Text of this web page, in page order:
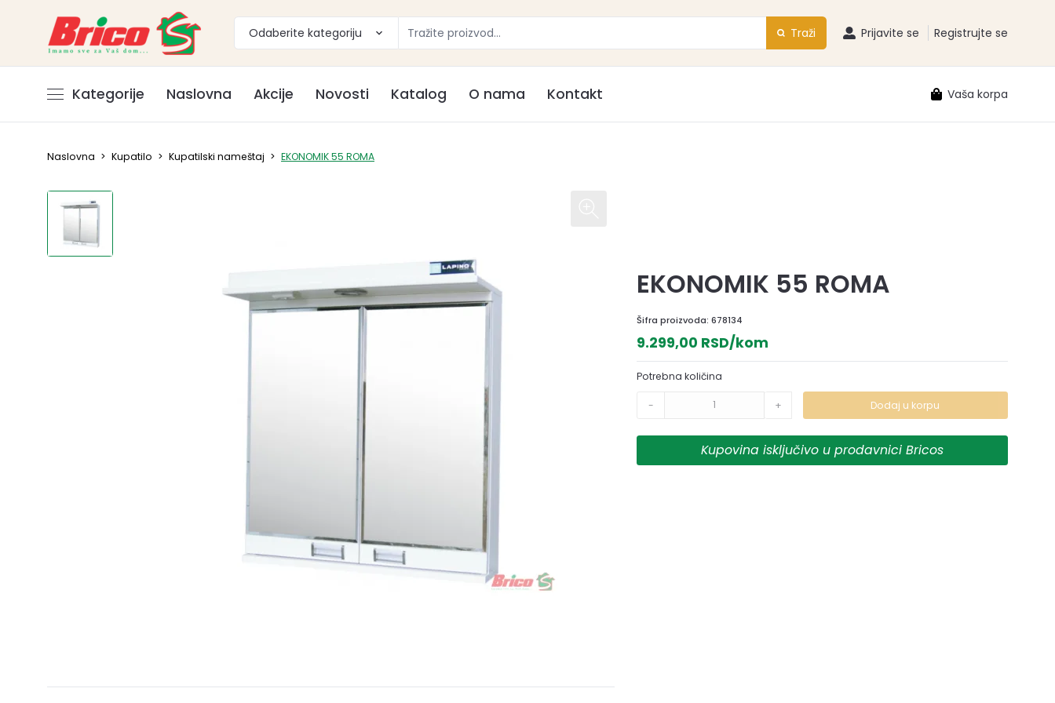
Odaberite kategoriju Traži Prijavite se Registrujte se
Kategorije Naslovna Akcije Novosti Katalog O nama Kontakt Vaša korpa
Naslovna > Kupatilo > Kupatilski nameštaj > EKONOMIK 55 ROMA
EKONOMIK 55 ROMA
Šifra proizvoda:678134
9.299,00 RSD/kom
Potrebna količina
- + Dodaj u korpu
Kupovina isključivo u prodavnici Bricos